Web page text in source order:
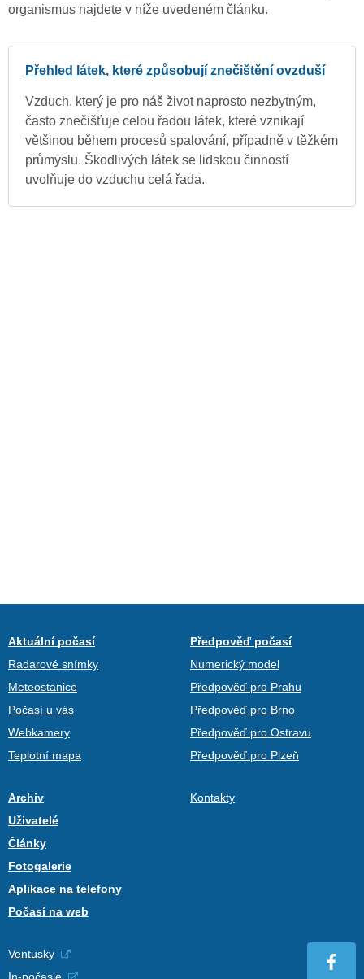
organismus najdete v níže uvedeném článku.
Přehled látek, které způsobují znečištění ovzduší
Vzduch, který je pro náš život naprosto nezbytným,
často znečišťuje celou řadou látek, které vznikají
většinou během procesů spalování, případně v těžkém
průmyslu. Škodlivých látek se lidskou činností
uvolňuje do vzduchu celá řada.
Aktuální počasí
Radarové snímky
Meteostanice
Počasí u vás
Webkamery
Teplotní mapa
Předpověď počasí
Numerický model
Předpověď pro Prahu
Předpověď pro Brno
Předpověď pro Ostravu
Předpověď pro Plzeň
Archiv
Uživatelé
Články
Fotogalerie
Aplikace na telefony
Počasí na web
Kontakty
Ventusky